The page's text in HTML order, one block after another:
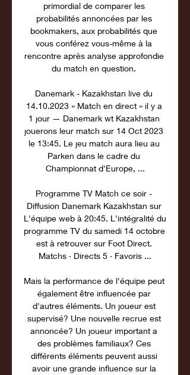
primordial de comparer les
probabilités annoncées par les
bookmakers, aux probabilités que
vous conférez vous-même à la
rencontre après analyse approfondie
du match en question.
Danemark - Kazakhstan live du
14.10.2023 » Match en direct » il y a
1 jour — Danemark wt Kazakhstan
jouerons leur match sur 14 Oct 2023
le 13:45. Le jeu match aura lieu au
Parken dans le cadre du
Championnat d'Europe, ...
Programme TV Match ce soir -
Diffusion Danemark Kazakhstan sur
L'équipe web à 20:45. L'intégralité du
programme TV du samedi 14 octobre
est à retrouver sur Foot Direct.
Matchs · Directs 5 · Favoris ...
Mais la performance de l'équipe peut
également être influencée par
d'autres éléments. Un joueur est
supervisé? Une nouvelle recrue est
annoncée? Un joueur important a
des problèmes familiaux? Ces
différents éléments peuvent aussi
avoir une grande influence sur la